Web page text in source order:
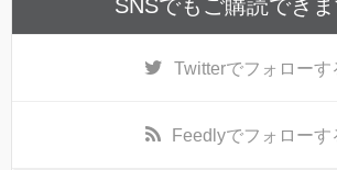
SNSでもご購読できま
Twitterでフォローす
Feedlyでフォローす